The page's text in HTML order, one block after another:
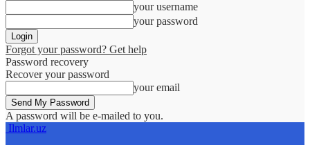
your username
your password
Forgot your password? Get help
Password recovery
Recover your password
your email
A password will be e-mailed to you.
Ilmlar.uz